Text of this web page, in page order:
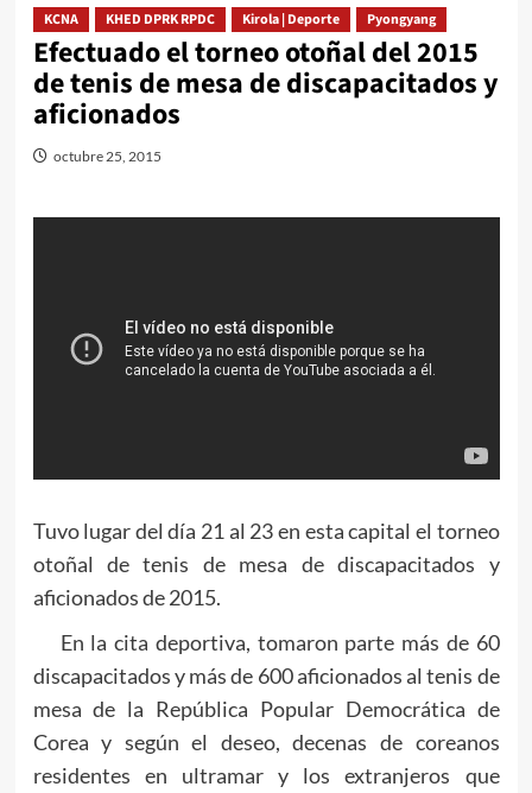
KCNA KHED DPRK RPDC Kirola | Deporte Pyongyang
Efectuado el torneo otoñal del 2015
de tenis de mesa de discapacitados y
aficionados
octubre 25, 2015
Tuvo lugar del día 21 al 23 en esta capital el torneo
otoñal de tenis de mesa de discapacitados y
aficionados de 2015.
En la cita deportiva, tomaron parte más de 60
discapacitados y más de 600 aficionados al tenis de
mesa de la República Popular Democrática de
Corea y según el deseo, decenas de coreanos
residentes en ultramar y los extranjeros que